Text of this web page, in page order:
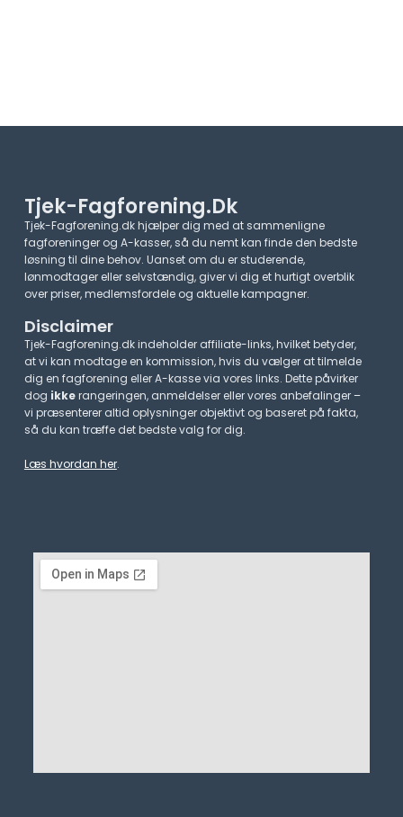
Tjek-Fagforening.dk
Tjek-Fagforening.dk hjælper dig med at sammenligne
fagforeninger og A-kasser, så du nemt kan finde den bedste
løsning til dine behov. Uanset om du er studerende,
lønmodtager eller selvstændig, giver vi dig et hurtigt overblik
over priser, medlemsfordele og aktuelle kampagner.​
Disclaimer
Tjek-Fagforening.dk indeholder affiliate-links, hvilket betyder,
at vi kan modtage en kommission, hvis du vælger at tilmelde
dig en fagforening eller A-kasse via vores links. Dette påvirker
dog ikkerangeringen, anmeldelser eller vores anbefalinger –
vi præsenterer altid oplysninger objektivt og baseret på fakta,
så du kan træffe det bedste valg for dig.
Læs hvordan her.